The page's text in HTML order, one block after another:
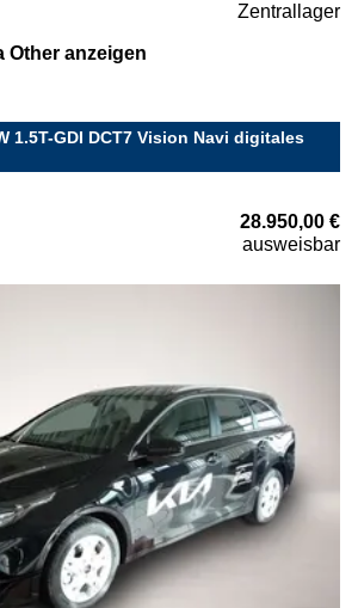
Zentrallager
Other anzeigen
1.5T-GDI DCT7 Vision Navi digitales
28.950,00 €
ausweisbar